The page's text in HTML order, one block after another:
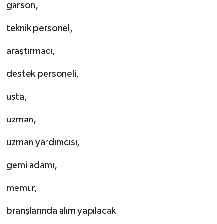
garson,
teknik personel,
araştırmacı,
destek personeli,
usta,
uzman,
uzman yardımcısı,
gemi adamı,
memur,
branşlarında alım yapılacak